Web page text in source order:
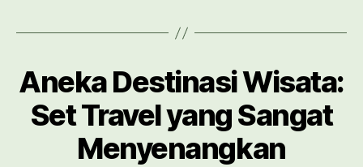
Aneka Destinasi Wisata:
Set Travel yang Sangat
Menyenangkan